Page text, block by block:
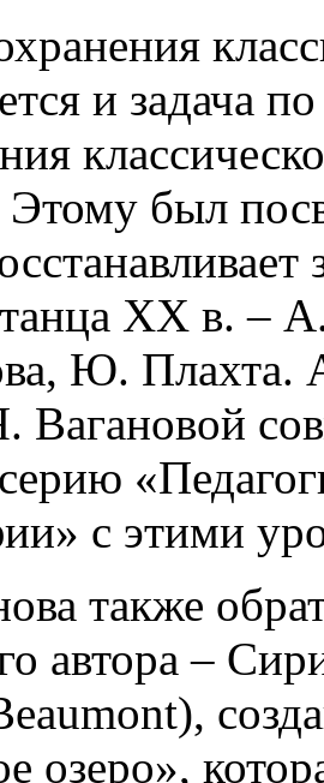
и задача
Этому был
XX в. –
Ю. Плахта.
Вагановой
с этими
также
автора –
озеро»,